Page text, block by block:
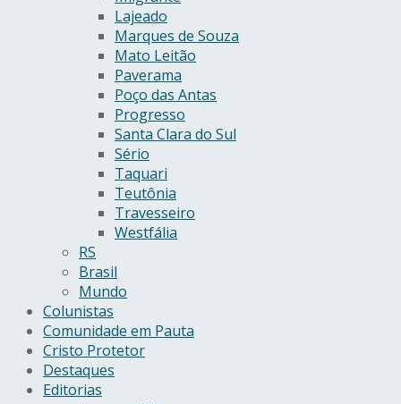
Lajeado
Marques de Souza
Mato Leitão
Paverama
Poço das Antas
Progresso
Santa Clara do Sul
Sério
Taquari
Teutônia
Travesseiro
Westfália
RS
Brasil
Mundo
Colunistas
Comunidade em Pauta
Cristo Protetor
Destaques
Editorias